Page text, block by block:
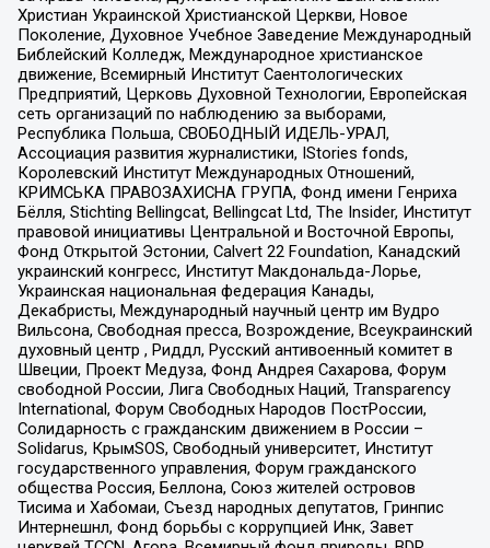
Христиан Украинской Христианской Церкви, Новое
Поколение, Духовное Учебное Заведение Международный
Библейский Колледж, Международное христианское
движение, Всемирный Институт Саентологических
Предприятий, Церковь Духовной Технологии, Европейская
сеть организаций по наблюдению за выборами,
Республика Польша, СВОБОДНЫЙ ИДЕЛЬ-УРАЛ,
Ассоциация развития журналистики, IStories fonds,
Королевский Институт Международных Отношений,
КРИМСЬКА ПРАВОЗАХИСНА ГРУПА, Фонд имени Генриха
Бёлля, Stichting Bellingcat, Bellingcat Ltd, The Insider, Институт
правовой инициативы Центральной и Восточной Европы,
Фонд Открытой Эстонии, Calvert 22 Foundation, Канадский
украинский конгресс, Институт Макдональда-Лорье,
Украинская национальная федерация Канады,
Декабристы, Международный научный центр им Вудро
Вильсона, Свободная пресса, Возрождение, Всеукраинский
духовный центр , Риддл, Русский антивоенный комитет в
Швеции, Проект Медуза, Фонд Андрея Сахарова, Форум
свободной России, Лига Свободных Наций, Transparеncy
International, Форум Свободных Народов ПостРоссии,
Солидарность с гражданским движением в России –
Solidarus, КрымSOS, Свободный университет, Институт
государственного управления, Форум гражданского
общества Россия, Беллона, Союз жителей островов
Тисима и Хабомаи, Съезд народных депутатов, Гринпис
Интернешнл, Фонд борьбы с коррупцией Инк, Завет